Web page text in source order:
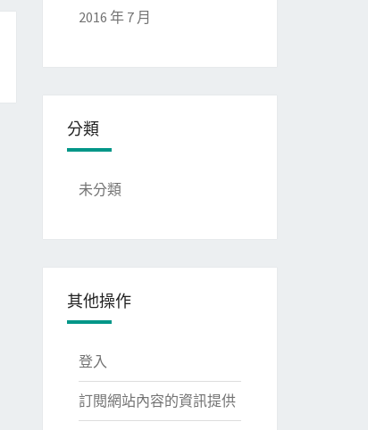
2016 年 7 月
分類
未分類
其他操作
登入
訂閱網站內容的資訊提供